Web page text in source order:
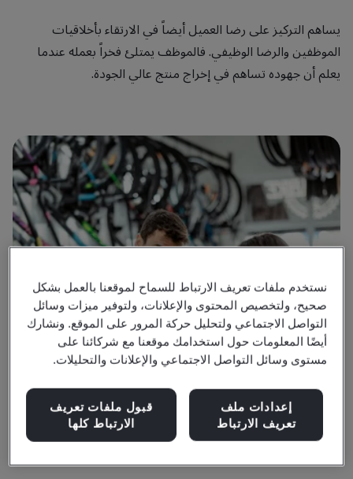
يساهم التركيز على رضا العميل أيضاً في الارتقاء بأخلاقيات
الموظفين والرضا الوظيفي. فالموظف يمتلئ فخراً بعمله عندما
يعلم أن جهوده تساهم في إخراج منتج عالي الجودة.
نستخدم ملفات تعريف الارتباط للسماح لموقعنا بالعمل بشكل
صحيح، ولتخصيص المحتوى والإعلانات، ولتوفير ميزات وسائل
التواصل الاجتماعي ولتحليل حركة المرور على الموقع. ونشارك
أيضًا المعلومات حول استخدامك موقعنا مع شركائنا على
مستوى وسائل التواصل الاجتماعي والإعلانات والتحليلات.
إعدادات ملف
تعريف الارتباط
قبول ملفات تعريف
الارتباط كلها